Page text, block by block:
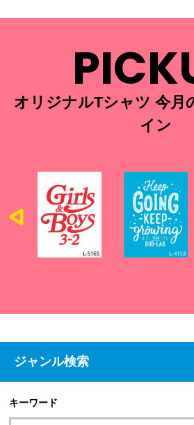
オリジナルTシャツ 今月
イン
ジャンル検索
キーワード